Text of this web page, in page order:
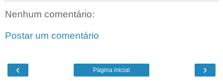
Nenhum comentário:
Postar um comentário
‹ ›
Página inicial